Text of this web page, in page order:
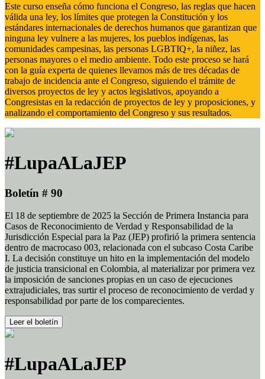
Este curso enseña cómo funciona el Congreso, las reglas que hacen
válida una ley, los límites que protegen la Constitución y los
estándares internacionales de derechos humanos que garantizan que
ninguna ley vulnere a las mujeres, los pueblos indígenas, las
comunidades campesinas, las personas LGBTIQ+, la niñez, las
personas mayores o el medio ambiente. Todo este proceso se hará
con la guía experta de quienes llevamos más de tres décadas de
trabajo de incidencia ante el Congreso, siguiendo el trámite de
diversos proyectos de ley y actos legislativos, apoyando a
Congresistas en la redacción de proyectos de ley y proposiciones, y
analizando el comportamiento del Congreso y sus resultados.
#LupaALaJEP
Boletín # 90
El 18 de septiembre de 2025 la Sección de Primera Instancia para
Casos de Reconocimiento de Verdad y Responsabilidad de la
Jurisdicción Especial para la Paz (JEP) profirió la primera sentencia
dentro de macrocaso 003, relacionada con el subcaso Costa Caribe
I. La decisión constituye un hito en la implementación del modelo
de justicia transicional en Colombia, al materializar por primera vez
la imposición de sanciones propias en un caso de ejecuciones
extrajudiciales, tras surtir el proceso de reconocimiento de verdad y
responsabilidad por parte de los comparecientes.
Leer el boletín
#LupaALaJEP